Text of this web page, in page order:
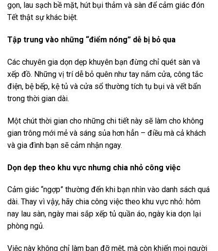
gọn, lau sạch bề mặt, hút bụi thảm và sàn để cảm giác đón
Tết thật sự khác biệt.
Tập trung vào những “điểm nóng” dễ bị bỏ qua
Các chuyên gia dọn dẹp khuyên bạn đừng chỉ quét sàn và
xếp đồ. Những vị trí dễ bỏ quên như tay nắm cửa, công tắc
điện, bệ bếp, kệ tủ và cửa sổ thường tích tụ bụi và vết bẩn
trong thời gian dài.
Một chút thời gian cho những chi tiết này sẽ làm cho không
gian trông mới mẻ và sáng sủa hơn hẳn – điều mà cả khách
và gia đình bạn sẽ cảm nhận ngay.
Dọn dẹp theo khu vực nhưng chia nhỏ công việc
Cảm giác “ngợp” thường đến khi bạn nhìn vào danh sách quá
dài. Thay vì vậy, hãy chia công việc theo khu vực nhỏ: hôm
nay lau sàn, ngày mai sắp xếp tủ quần áo, ngày kia dọn lại
phòng ngủ.
Việc này không chỉ làm bạn đỡ mệt, mà còn khiến mọi người